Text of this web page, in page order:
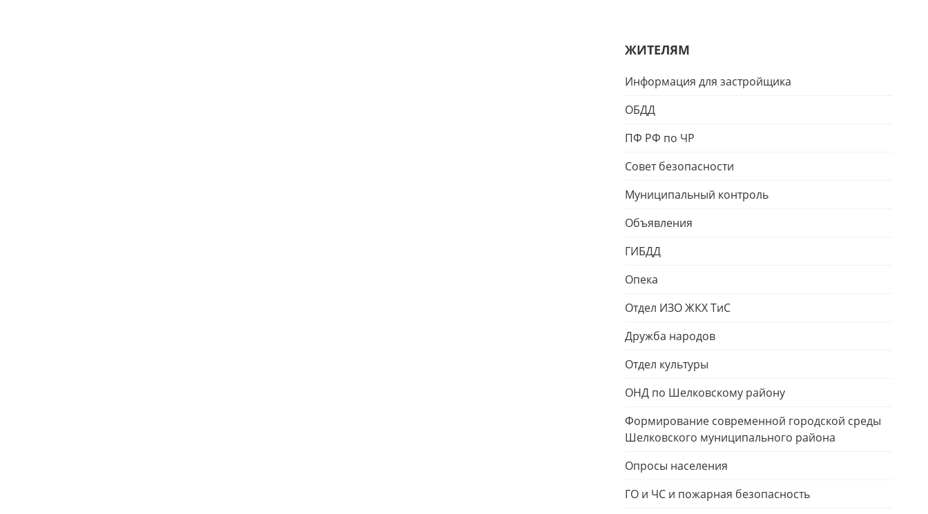
ЖИТЕЛЯМ
Информация для застройщика
ОБДД
ПФ РФ по ЧР
Совет безопасности
Муниципальный контроль
Объявления
ГИБДД
Опека
Отдел ИЗО ЖКХ ТиС
Дружба народов
Отдел культуры
ОНД по Шелковскому району
Формирование современной городской среды
Шелковского муниципального района
Опросы населения
ГО и ЧС и пожарная безопасность